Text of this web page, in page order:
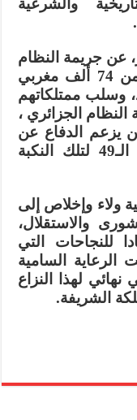
والشرعية
عن جريمة النظام
العسكري في الجزائر بحق أزيد من 74 ألف مغربي
وسلب ممتلكاتهم
الجزائري ،
يزعم الدفاع عن
حقوق الإنسان، صادفت الذكرى الـ49 لتلك النكبة
ولاء وإخلاص إلى
والاستقلال،
للنجاحات التي
الرعاية السامية
لهذا النزاع
الشريفة.